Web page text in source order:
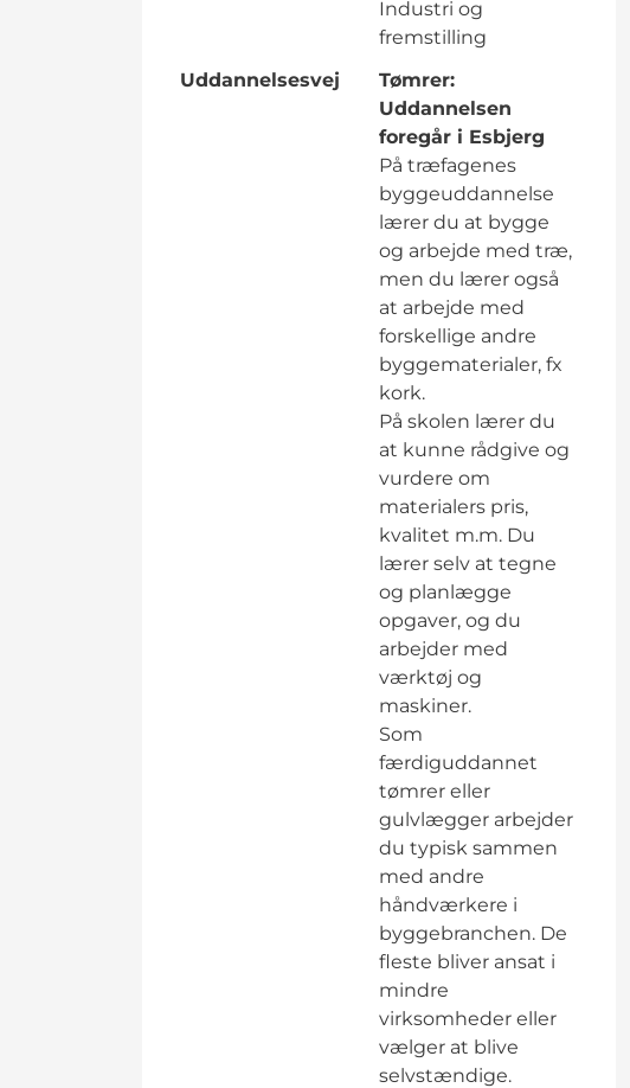
Industri og
fremstilling
Uddannelsesvej
Tømrer:
Uddannelsen
foregår i Esbjerg
På træfagenes
byggeuddannelse
lærer du at bygge
og arbejde med træ,
men du lærer også
at arbejde med
forskellige andre
byggematerialer, fx
kork.
På skolen lærer du
at kunne rådgive og
vurdere om
materialers pris,
kvalitet m.m. Du
lærer selv at tegne
og planlægge
opgaver, og du
arbejder med
værktøj og
maskiner.
Som
færdiguddannet
tømrer eller
gulvlægger arbejder
du typisk sammen
med andre
håndværkere i
byggebranchen. De
fleste bliver ansat i
mindre
virksomheder eller
vælger at blive
selvstændige.